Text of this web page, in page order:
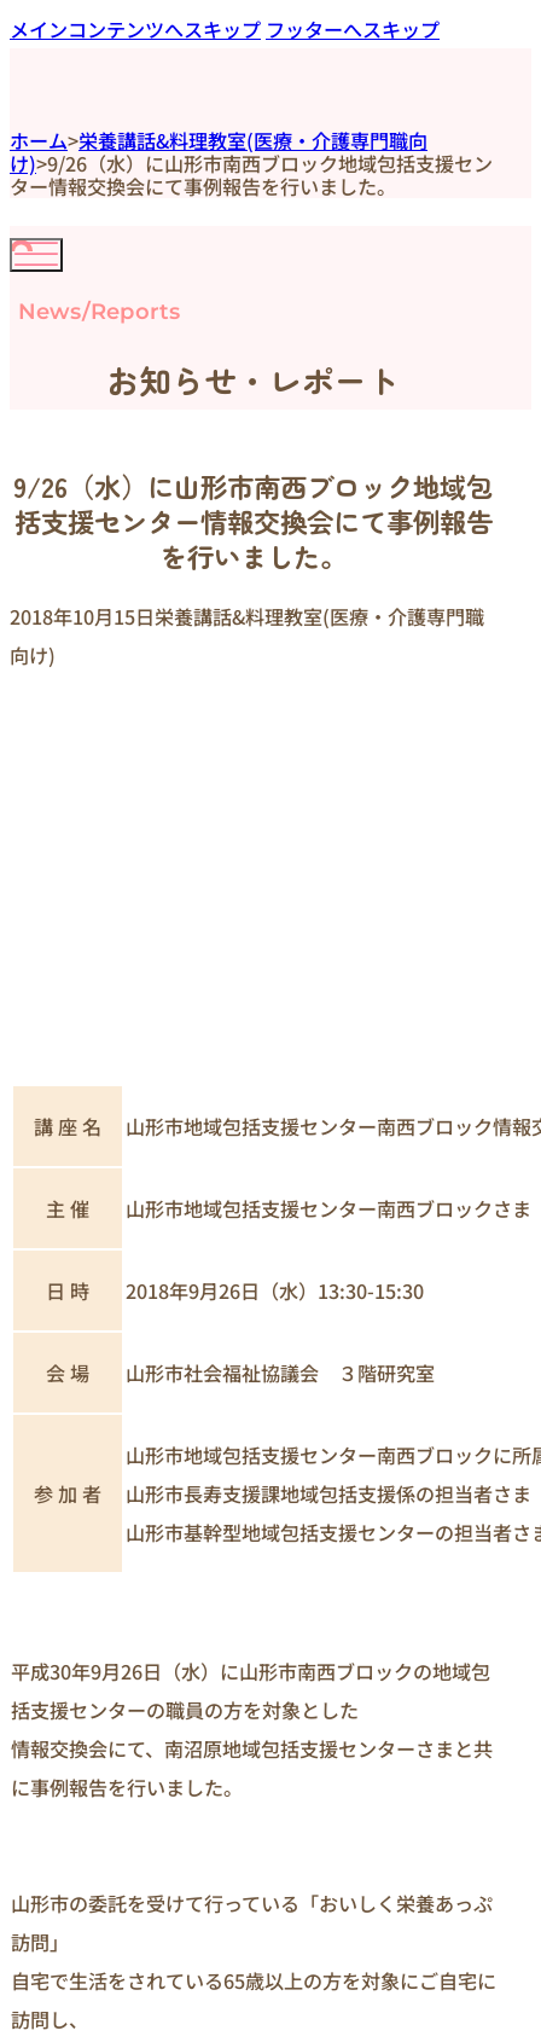
メインコンテンツへスキップ フッターへスキップ
ホーム>栄養講話&料理教室(医療・介護専門職向
け)>9/26（水）に山形市南西ブロック地域包括支援セン
ター情報交換会にて事例報告を行いました。
News/Reports
お知らせ・レポート
9/26（水）に山形市南西ブロック地域包
括支援センター情報交換会にて事例報告
を行いました。
2018年10月15日栄養講話&料理教室(医療・介護専門職
向け)
講 座 名 山形市地域包括支援センター南西ブロック情報
主 催 山形市地域包括支援センター南西ブロックさま
日 時 2018年9月26日（水）13:30-15:30
会 場 山形市社会福祉協議会 ３階研究室
参 加 者
山形市地域包括支援センター南西ブロックに
山形市長寿支援課地域包括支援係の担当者さ
山形市基幹型地域包括支援センターの担当者
平成30年9月26日（水）に山形市南西ブロックの地域包
括支援センターの職員の方を対象とした
情報交換会にて、南沼原地域包括支援センターさまと共
に事例報告を行いました。
山形市の委託を受けて行っている「おいしく栄養あっぷ
訪問」
自宅で生活をされている65歳以上の方を対象にご自宅に
訪問し、